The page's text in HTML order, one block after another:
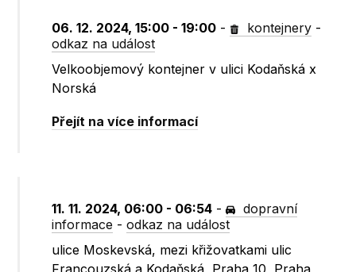
06. 12. 2024, 15:00 - 19:00 - kontejnery -
odkaz na událost
Velkoobjemový kontejner v ulici Kodaňská x
Norská
Přejít na více informací
11. 11. 2024, 06:00 - 06:54 -
dopravní
informace -odkaz na událost
ulice Moskevská, mezi křižovatkami ulic
Francouzská a Kodaňská, Praha 10, Praha,